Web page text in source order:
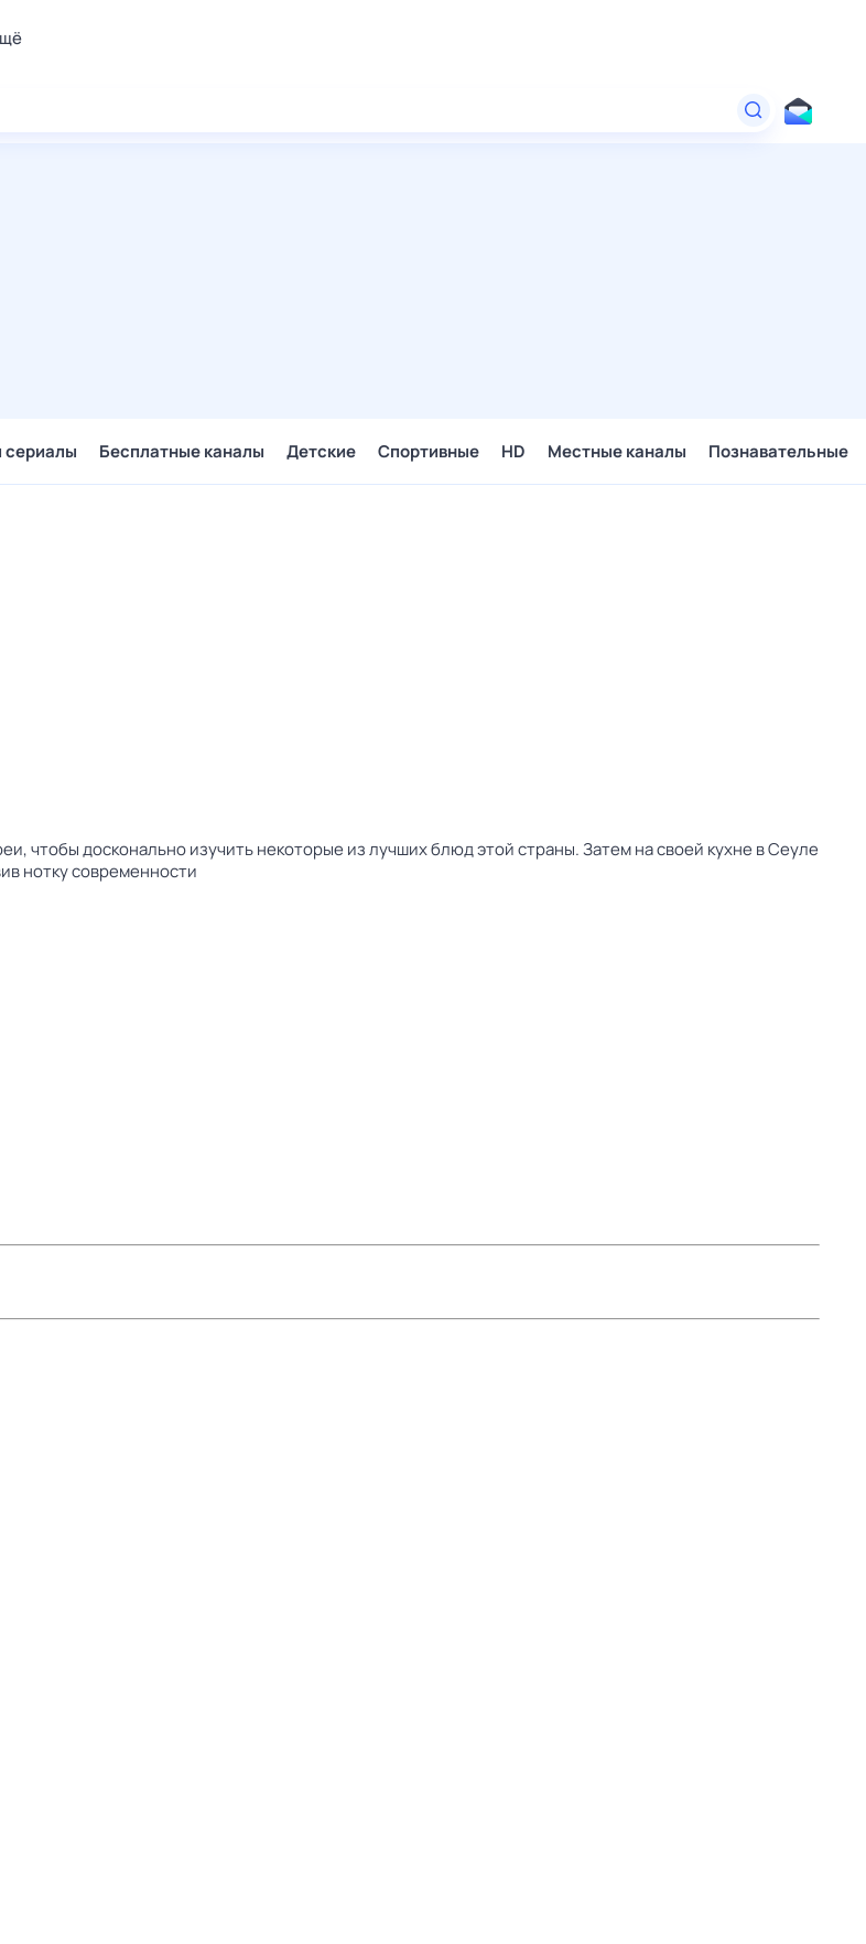
сериалы Бесплатные каналы Детские Спортивные HD Местные каналы Познавательные
чтобы досконально изучить некоторые из лучших блюд этой страны. Затем на своей кухне в Сеуле
нотку современности